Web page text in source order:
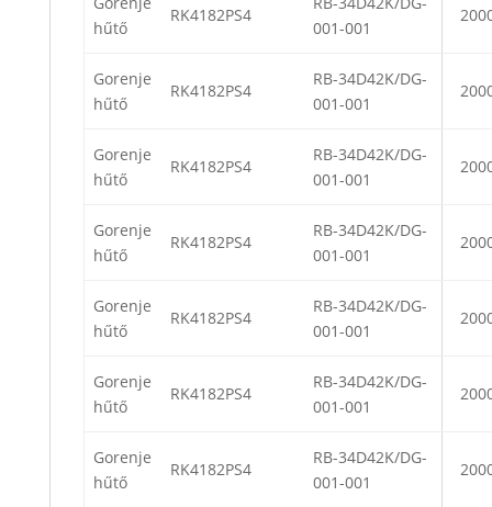
hűtő
RK4182PS4
001-001
Gorenje
hűtő
RK4182PS4
RB-34D42K/DG-
001-001
Gorenje
hűtő
RK4182PS4
RB-34D42K/DG-
001-001
Gorenje
hűtő
RK4182PS4
RB-34D42K/DG-
001-001
Gorenje
hűtő
RK4182PS4
RB-34D42K/DG-
001-001
Gorenje
hűtő
RK4182PS4
RB-34D42K/DG-
001-001
Gorenje
hűtő
RK4182PS4
RB-34D42K/DG-
001-001